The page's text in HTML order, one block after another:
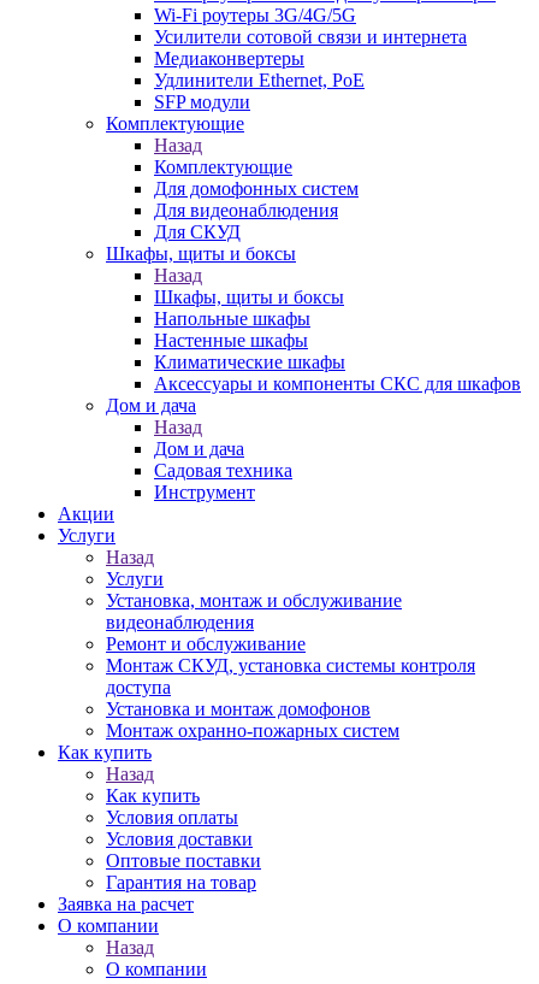
Wi-Fi роутеры 3G/4G/5G
Усилители сотовой связи и интернета
Медиаконвертеры
Удлинители Ethernet, PoE
SFP модули
Комплектующие
Назад
Комплектующие
Для домофонных систем
Для видеонаблюдения
Для СКУД
Шкафы, щиты и боксы
Назад
Шкафы, щиты и боксы
Напольные шкафы
Настенные шкафы
Климатические шкафы
Аксессуары и компоненты СКС для шкафов
Дом и дача
Назад
Дом и дача
Садовая техника
Инструмент
Акции
Услуги
Назад
Услуги
Установка, монтаж и обслуживание
видеонаблюдения
Ремонт и обслуживание
Монтаж СКУД, установка системы контроля
доступа
Установка и монтаж домофонов
Монтаж охранно-пожарных систем
Как купить
Назад
Как купить
Условия оплаты
Условия доставки
Оптовые поставки
Гарантия на товар
Заявка на расчет
О компании
Назад
О компании